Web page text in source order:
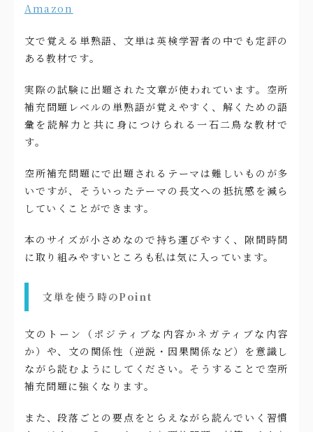
Amazon
文で覚える単熟語、文単は英検学習者の中でも定評の
ある教材です。
実際の試験に出題された文章が使われています。空所
補充問題レベルの単熟語が覚えやすく、解くための語
彙を読解力と共に身につけられる一石二鳥な教材で
す。
空所補充問題にで出題されるテーマは難しいものが多
いですが、そういったテーマの長文への抵抗感を減ら
していくことができます。
本のサイズが小さめなので持ち運びやすく、隙間時間
に取り組みやすいところも私は気に入っています。
文単を使う時のPoint
文のトーン（ポジティブな内容かネガティブな内容
か）や、文の関係性（逆説・因果関係など）を意識し
ながら読むようにしてください。そうすることで空所
補充問題に強くなります。
また、段落ごとの要点をとらえながら読んでいく習慣